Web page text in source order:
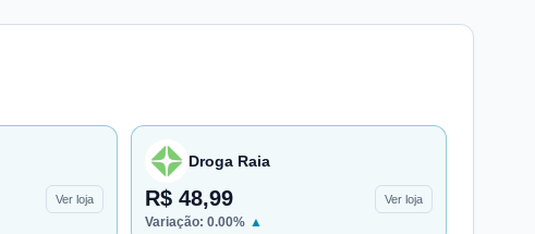
Ver loja
Droga Raia
R$ 48,99 Ver loja
Variação: 0.00% ▲